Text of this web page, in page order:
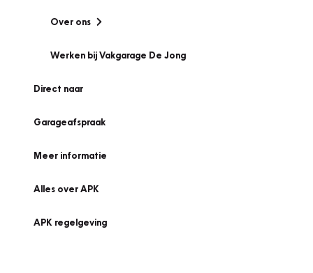
Over ons
Werken bij Vakgarage De Jong
Direct naar
Garageafspraak
Meer informatie
Alles over APK
APK regelgeving